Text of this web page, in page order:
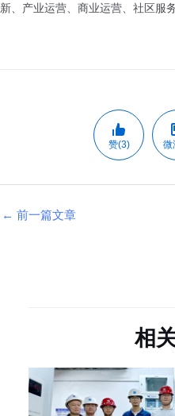
新、产业运营、商业运营、社区服
赞(3) 微
← 前一篇文章
相